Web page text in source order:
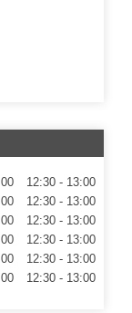
12:30
13:00
12:30
13:00
12:30
13:00
12:30
13:00
12:30
13:00
12:30
13:00